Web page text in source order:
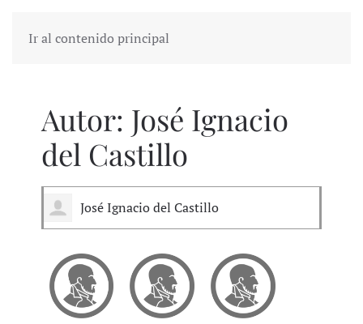
Ir al contenido principal
Autor: José Ignacio
del Castillo
José Ignacio del Castillo